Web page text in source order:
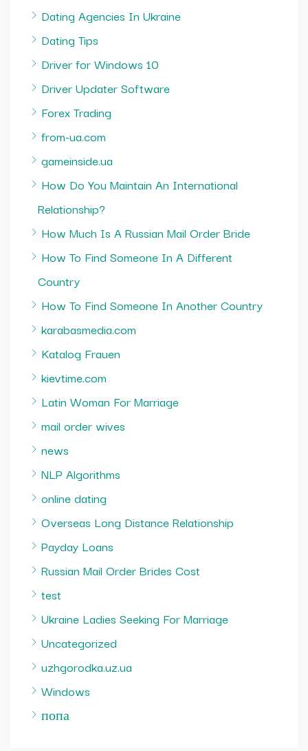
Dating Agencies In Ukraine
Dating Tips
Driver for Windows 10
Driver Updater Software
Forex Trading
from-ua.com
gameinside.ua
How Do You Maintain An International
Relationship?
How Much Is A Russian Mail Order Bride
How To Find Someone In A Different
Country
How To Find Someone In Another Country
karabasmedia.com
Katalog Frauen
kievtime.com
Latin Woman For Marriage
mail order wives
news
NLP Algorithms
online dating
Overseas Long Distance Relationship
Payday Loans
Russian Mail Order Brides Cost
test
Ukraine Ladies Seeking For Marriage
Uncategorized
uzhgorodka.uz.ua
Windows
попа